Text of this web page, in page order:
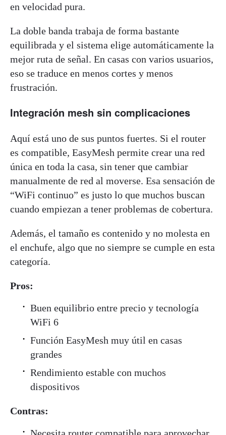
en velocidad pura.
La doble banda trabaja de forma bastante
equilibrada y el sistema elige automáticamente la
mejor ruta de señal. En casas con varios usuarios,
eso se traduce en menos cortes y menos
frustración.
Integración mesh sin complicaciones
Aquí está uno de sus puntos fuertes. Si el router
es compatible, EasyMesh permite crear una red
única en toda la casa, sin tener que cambiar
manualmente de red al moverse. Esa sensación de
“WiFi continuo” es justo lo que muchos buscan
cuando empiezan a tener problemas de cobertura.
Además, el tamaño es contenido y no molesta en
el enchufe, algo que no siempre se cumple en esta
categoría.
Pros:
Buen equilibrio entre precio y tecnología
WiFi 6
Función EasyMesh muy útil en casas
grandes
Rendimiento estable con muchos
dispositivos
Contras: